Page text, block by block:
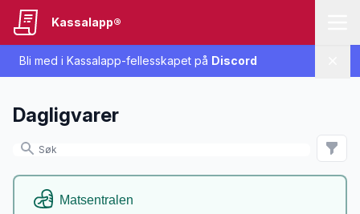
Bli med i Kassalapp-fellesskapet på Discord
Kassalapp®
Dagligvarer